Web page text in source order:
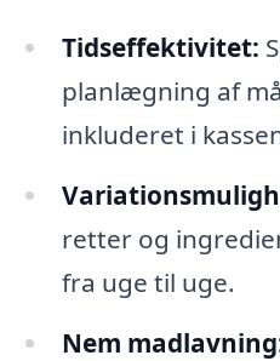
Tidseffektivitet:
planlægning af
inkluderet i
retter og
fra uge til uge.
Nem